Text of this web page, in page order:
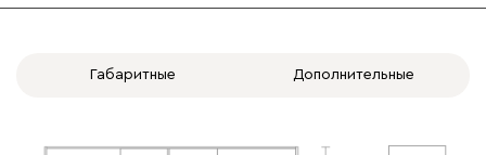
Габаритные Дополнительные